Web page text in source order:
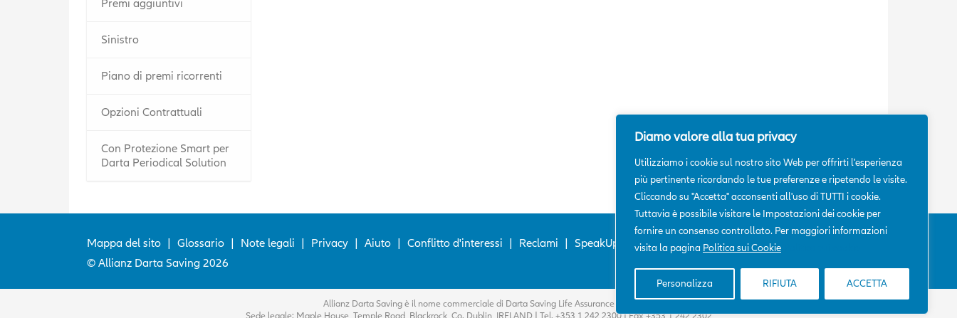
Diamo valore alla tua privacy
Utilizziamo i cookie sul nostro sito Web per offrirti l'esperienza
più pertinente ricordando le tue preferenze e ripetendo le visite.
Cliccando su "Accetta" acconsenti all'uso di TUTTI i cookie.
Tuttavia è possibile visitare le Impostazioni dei cookie per
fornire un consenso controllato. Per maggiori informazioni
visita la pagina Politica sui Cookie
Personalizza RIFIUTA ACCETTA
Premi aggiuntivi
Sinistro
Piano di premi ricorrenti
Opzioni Contrattuali
Con Protezione Smart per
Darta Periodical Solution
Mappa del sito | Glossario | Note legali | Privacy | Aiuto | Conflitto d'interessi | Reclami | SpeakUp@Allianz
© Allianz Darta Saving 2026
Allianz Darta Saving è il nome commerciale di Darta Saving Life Assurance Dac.
Sede legale: Maple House, Temple Road, Blackrock, Co. Dublin, IRELAND | Tel. +353 1 242 2300 | Fax +353 1 242 2302